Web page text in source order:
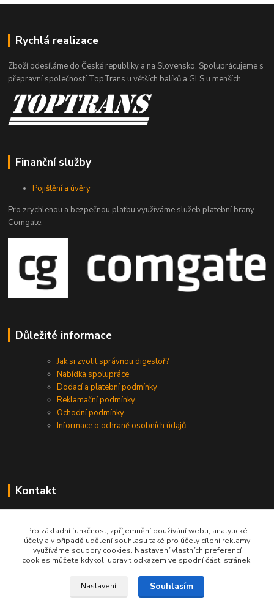
Rychlá realizace
Zboží odesíláme do České republiky a na Slovensko. Spoluprácujeme s
přepravní společností TopTrans u větších balíků a GLS u menších.
Finanční služby
Pojištění a úvěry
Pro zrychlenou a bezpečnou platbu využíváme služeb platební brany
Comgate.
Důležité informace
Jak si zvolit správnou digestoř?
Nabídka spolupráce
Dodací a platební podmínky
Reklamační podmínky
Ochodní podmínky
Informace o ochraně osobních údajů
Kontakt
info@gastrodigestore.cz
Pro základní funkčnost, zpříjemnění používání webu, analytické
účely a v případě udělení souhlasu také pro účely cílení reklamy
využíváme soubory cookies. Nastavení vlastních preferencí
cookies můžete kdykoli upravit odkazem ve spodní části stránek.
Nastavení Souhlasím